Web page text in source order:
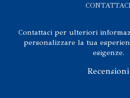
Contattaci per ulteriori
personalizzare la tua
esigenze.
Recensioni